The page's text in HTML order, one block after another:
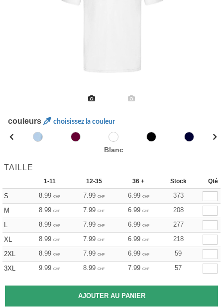
couleurs choisissez la couleur
Blanc
TAILLE
1-11 12-35 36 + Stock Qté
S 8.99 CHF 7.99 CHF 6.99 CHF
373
M
8.99 CHF 7.99 CHF 6.99 CHF
208
L
8.99 CHF 7.99 CHF 6.99 CHF
277
XL
8.99 CHF 7.99 CHF 6.99 CHF
218
2XL
8.99 CHF 7.99 CHF 6.99 CHF
59
3XL
9.99 CHF 8.99 CHF 7.99 CHF 57